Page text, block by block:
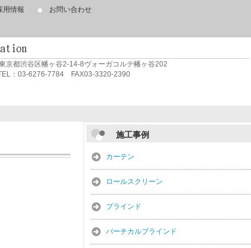
都渋谷区幡ヶ谷2-14-8ヴォーガコルテ幡ヶ谷202
7784 FAX03-3320-2390
用情報 お問い合わせ
施工事例
カーテン
ロールスクリーン
ブラインド
バーチカルブラインド